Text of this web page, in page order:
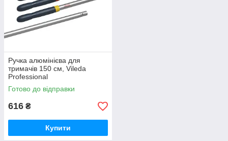
Ручка алюмінієва для
тримачів 150 см, Vileda
Professional
Готово до відправки
616 ₴
Купити